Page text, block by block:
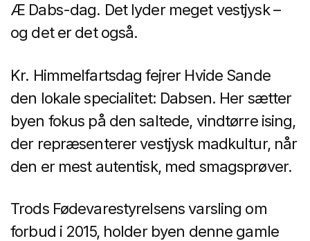
Æ Dabs-dag. Det lyder meget vestjysk –
og det er det også.
Kr. Himmelfartsdag fejrer Hvide Sande
den lokale specialitet: Dabsen. Her sætter
byen fokus på den saltede, vindtørre ising,
der repræsenterer vestjysk madkultur, når
den er mest autentisk, med smagsprøver.
Trods Fødevarestyrelsens varsling om
forbud i 2015, holder byen denne gamle